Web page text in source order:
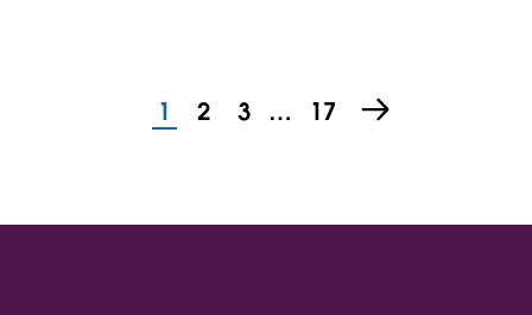
1 2 3 … 17